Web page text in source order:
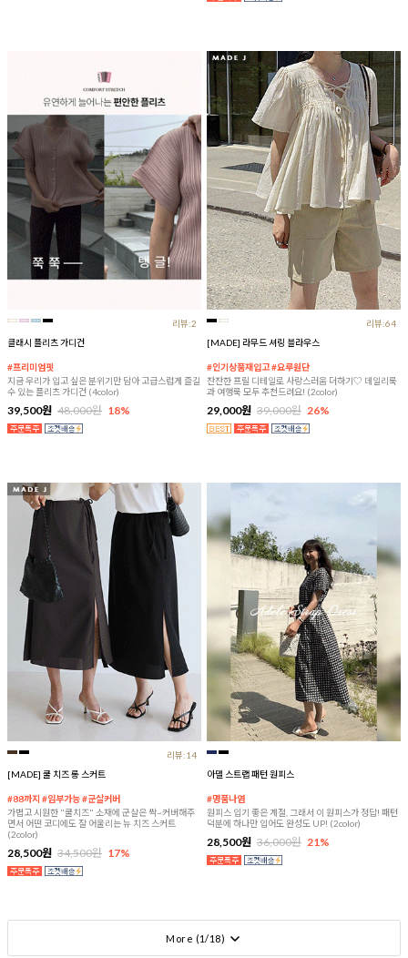
리뷰:2
클래시 플리츠 가디건
#프리미엄핏
지금 우리가 입고 싶은 분위기만 담아 고급스럽게 즐길
수 있는 플리츠 가디건 (4color)
39,500원 48,000원 18%
리뷰:64
[MADE] 라무드 셔링 블라우스
#인기상품재입고 #요루원단
잔잔한 프릴 디테일로 사랑스러움 더하기♡ 데일리룩
과 여행룩 모두 추천드려요! (2color)
29,000원 39,000원 26%
리뷰:14
[MADE] 쿨 치즈 롱 스커트
#88까지 #임부가능 #군살커버
가볍고 시원한 "쿨치즈" 소재에 군살은 싹~커버해주
면서 어떤 코디에도 잘 어울리는 뉴 치즈 스커트
(2color)
28,500원 34,500원 17%
아델 스트랩 패턴 원피스
#명품나염
원피스 입기 좋은 계절, 그래서 이 원피스가 정답! 패턴
덕분에 하나만 입어도 완성도 UP! (2color)
28,500원 36,000원 21%
More (1/18)